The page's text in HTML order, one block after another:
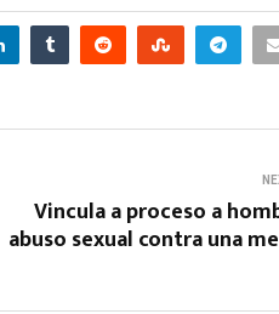
Vincula a proceso a
abuso sexual contra una